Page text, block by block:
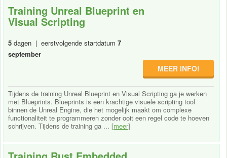
Training Unreal Blueprint en
Visual Scripting
5 dagen | eerstvolgende startdatum 7
september
MEER INFO!
Tijdens de training Unreal Blueprint en Visual Scripting ga je werken
met Blueprints. Blueprints is een krachtige visuele scripting tool
binnen de Unreal Engine, die het mogelijk maakt om complexe
functionaliteit te programmeren zonder ooit een regel code te hoeven
schrijven. Tijdens de training ga ... [meer]